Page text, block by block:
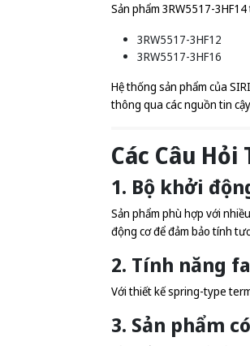
Sản phẩm 3RW5517-
3RW5517-3HF12
3RW5517-3HF16
Hệ thống sản phẩm của
thông qua các nguồn tin
Các Câu
1. Bộ khởi
Sản phẩm phù hợp với
động cơ để đảm bảo tính
2. Tính năng
Với thiết kế spring-type
3. Sản phẩm